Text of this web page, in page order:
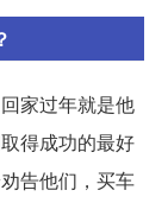
家过年就是他
得成功的最好
告他们，买车